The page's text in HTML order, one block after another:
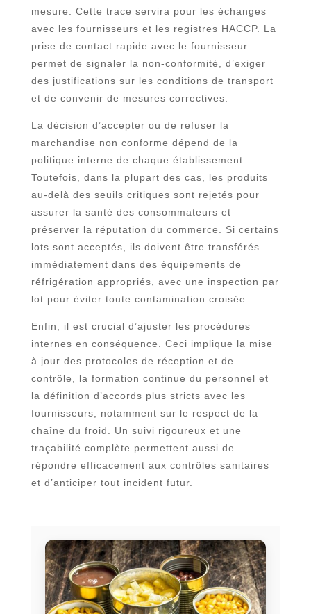
mesure. Cette trace servira pour les échanges
avec les fournisseurs et les registres HACCP. La
prise de contact rapide avec le fournisseur
permet de signaler la non-conformité, d’exiger
des justifications sur les conditions de transport
et de convenir de mesures correctives.
La décision d’accepter ou de refuser la
marchandise non conforme dépend de la
politique interne de chaque établissement.
Toutefois, dans la plupart des cas, les produits
au-delà des seuils critiques sont rejetés pour
assurer la santé des consommateurs et
préserver la réputation du commerce. Si certains
lots sont acceptés, ils doivent être transférés
immédiatement dans des équipements de
réfrigération appropriés, avec une inspection par
lot pour éviter toute contamination croisée.
Enfin, il est crucial d’ajuster les procédures
internes en conséquence. Ceci implique la mise
à jour des protocoles de réception et de
contrôle, la formation continue du personnel et
la définition d’accords plus stricts avec les
fournisseurs, notamment sur le respect de la
chaîne du froid. Un suivi rigoureux et une
traçabilité complète permettent aussi de
répondre efficacement aux contrôles sanitaires
et d’anticiper tout incident futur.